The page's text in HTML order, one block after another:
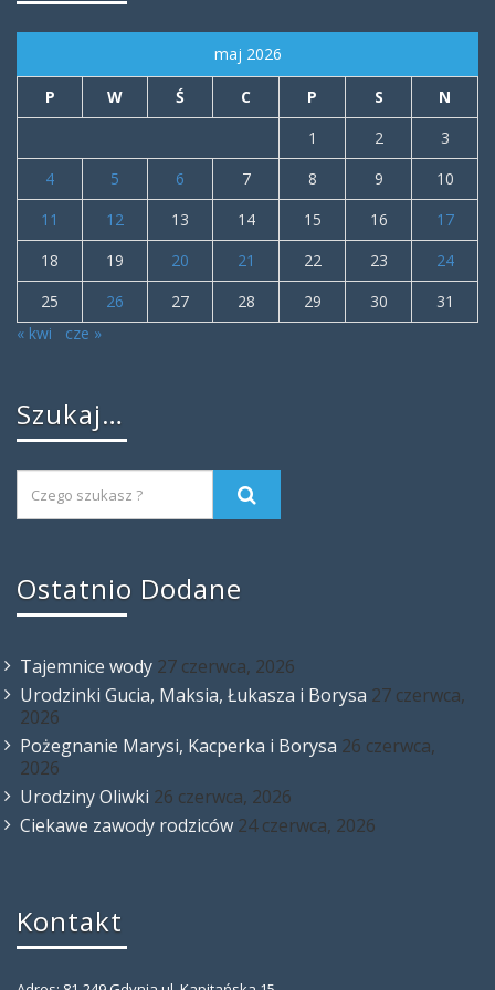
maj 2026
P W Ś C P S
N
1
2
3
4
5 6 7 8 9
10
11
12 13 14 15 16
17
18
19 20 21 22 23
24
25
26 27 28 29 30
31
« kwi
cze »
Szukaj…
Ostatnio Dodane
Tajemnice wody 27 czerwca, 2026
Urodzinki Gucia, Maksia, Łukasza i Borysa 27 czerwca,
2026
Pożegnanie Marysi, Kacperka i Borysa 26 czerwca,
2026
Urodziny Oliwki 26 czerwca, 2026
Ciekawe zawody rodziców 24 czerwca, 2026
Kontakt